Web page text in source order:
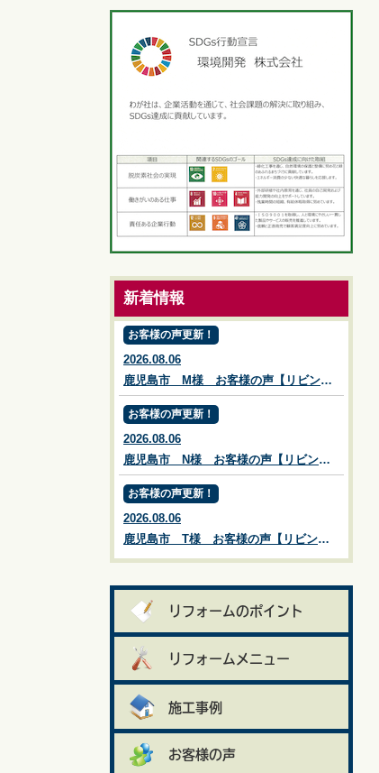
新着情報
お客様の声更新！
2026.08.06
鹿児島市 M様 お客様の声【リビングプラザ滝の神】鹿児島市・リフォーム・塗装・外構・造園
お客様の声更新！
2026.08.06
鹿児島市 N様 お客様の声【リビングプラザ滝の神】鹿児島市・リフォーム・塗装・外構・造園
お客様の声更新！
2026.08.06
鹿児島市 T様 お客様の声【リビングプラザ滝の神】鹿児島市・リフォーム・塗装・外構・造園
リフォームのポイント
リフォームメニュー
施工事例
お客様の声